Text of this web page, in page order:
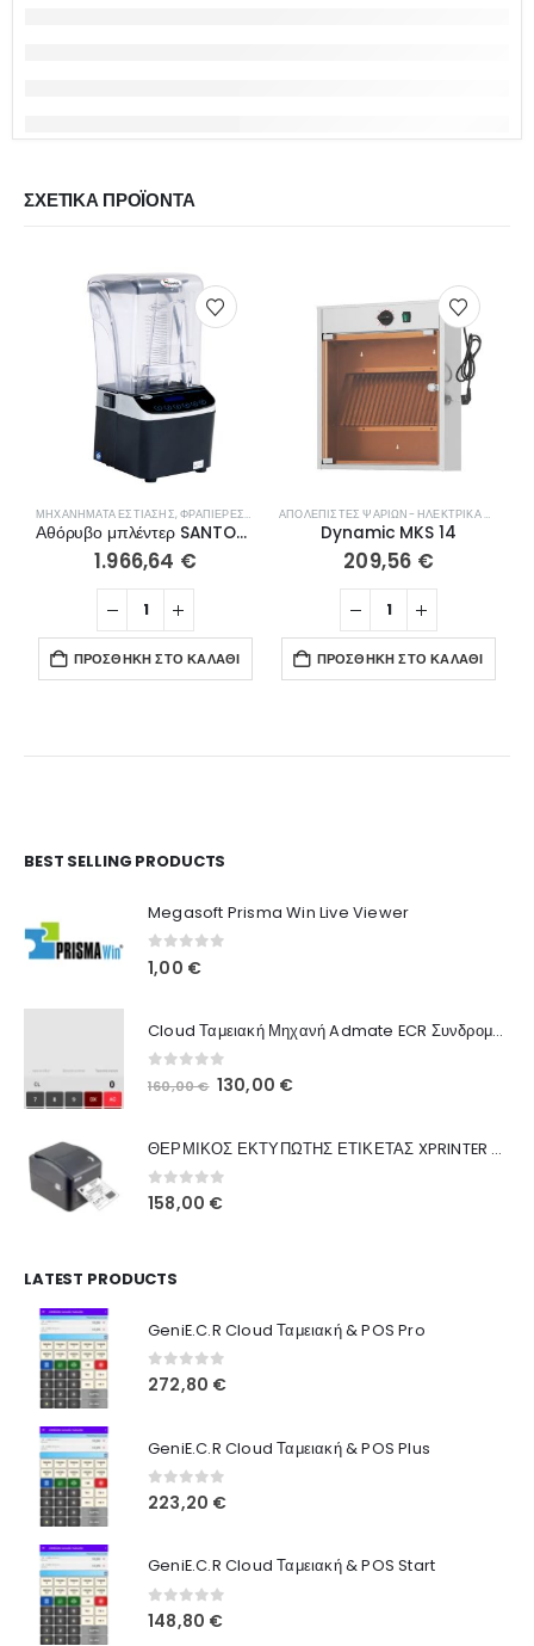
ΣΧΕΤΙΚΆ ΠΡΟΪΌΝΤΑ
ΜΗΧΑΝΉΜΑΤΑ ΕΣΤΊΑΣΗΣ,ΦΡΑΠΙΈΡΕΣ- ΜΠΛΈΝΤΕΡ- ΑΠΟΧΥΜΩΤΈΣ
Αθόρυβο μπλέντερ SANTOS 62
1.966,64 €
ΠΡΟΣΘΉΚΗ ΣΤΟ ΚΑΛΆΘΙ
Dynamic MKS 14
209,56 €
ΠΡΟΣΘΉΚΗ ΣΤΟ ΚΑΛΆΘΙ
BEST SELLING PRODUCTS
Megasoft Prisma Win Live Viewer
0 out of 5
1,00 €
Cloud Ταμειακή Μηχανή Admate ECR Συνδρομή 12 μηνών
out of 5
160,00€ Original
160,00 €.
130,00 €Η
είναι:
ΘΕΡΜΙΚΟΣ ΕΚΤΥΠΩΤΗΣ ΕΤΙΚΕΤΑΣ XPRINTER XP-420B
0out of 5
158,00 €
LATEST PRODUCTS
GeniE.C.R Cloud Ταμειακή & POS Pro
0out of 5
272,80 €
GeniE.C.R Cloud Ταμειακή & POS Plus
0out of 5
223,20 €
GeniE.C.R Cloud Ταμειακή & POS Start
0out of 5
148,80 €
Ο Λογαριασμός μου
Στοιχεία λογαριασμού
Παραγγελίες
Πληροφορίες Καταστήματος
Ποιοι Είμαστε
Γιατί Εμάς
Blog
Όροι Χρήσης
Τρόποι Αγοράς
Τρόποι Πληρωμής
Τρόποι Αποστολής
Ασφάλεια Πληρωμών
© INTEPROF 2025